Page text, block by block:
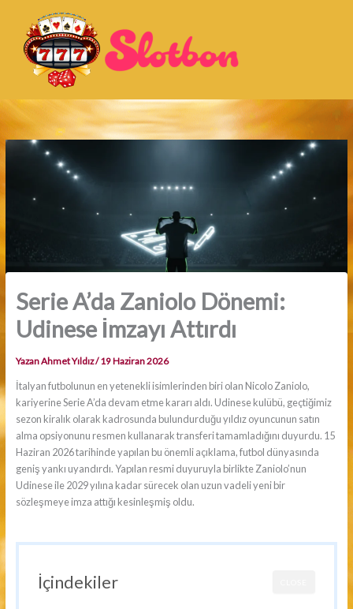
Serie A’da Zaniolo Dönemi:
Udinese İmzayı Attırdı
YazanAhmet Yıldız/19 Haziran 2026
İtalyan futbolunun en yetenekli isimlerinden biri olan Nicolo Zaniolo,
kariyerine Serie A’da devam etme kararı aldı. Udinese kulübü, geçtiğimiz
sezon kiralık olarak kadrosunda bulundurduğu yıldız oyuncunun satın
alma opsiyonunu resmen kullanarak transferi tamamladığını duyurdu. 15
Haziran 2026 tarihinde yapılan bu önemli açıklama, futbol dünyasında
geniş yankı uyandırdı. Yapılan resmi duyuruyla birlikte Zaniolo’nun
Udinese ile 2029 yılına kadar sürecek olan uzun vadeli yeni bir
sözleşmeye imza attığı kesinleşmiş oldu.
İçindekiler